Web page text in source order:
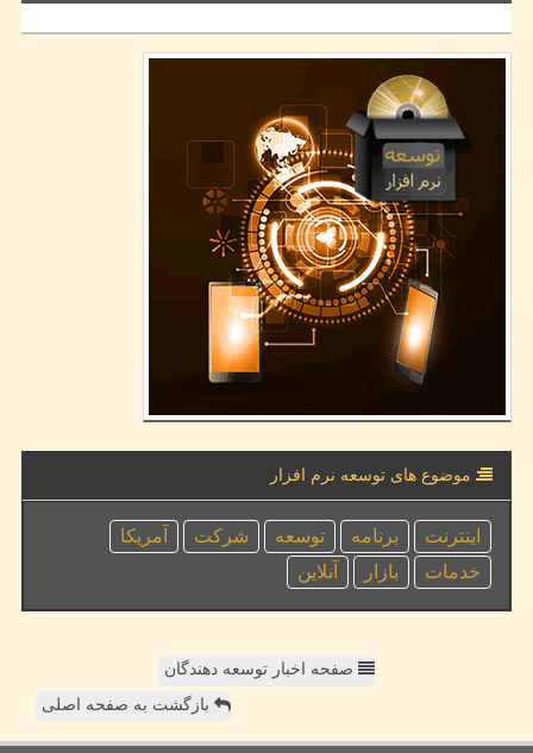
موضوع های توسعه نرم افزار
اینترنت برنامه توسعه شركت
آمریكا
خدمات
بازار آنلاین
صفحه اخبار توسعه دهندگان
بازگشت به صفحه اصلی